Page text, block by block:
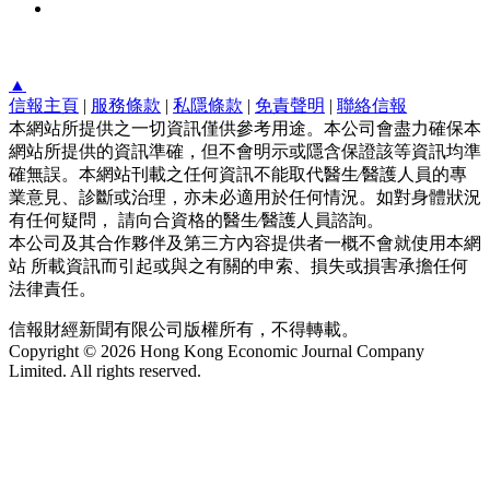
▲
信報主頁 | 服務條款 | 私隱條款 | 免責聲明 | 聯絡信報
本網站所提供之一切資訊僅供參考用途。本公司會盡力確保本
網站所提供的資訊準確，但不會明示或隱含保證該等資訊均準
確無誤。本網站刊載之任何資訊不能取代醫生∕醫護人員的專
業意見、診斷或治理，亦未必適用於任何情況。如對身體狀況
有任何疑問， 請向合資格的醫生∕醫護人員諮詢。
本公司及其合作夥伴及第三方內容提供者一概不會就使用本網
站 所載資訊而引起或與之有關的申索、損失或損害承擔任何
法律責任。
信報財經新聞有限公司版權所有，不得轉載。
Copyright © 2026 Hong Kong Economic Journal Company
Limited. All rights reserved.